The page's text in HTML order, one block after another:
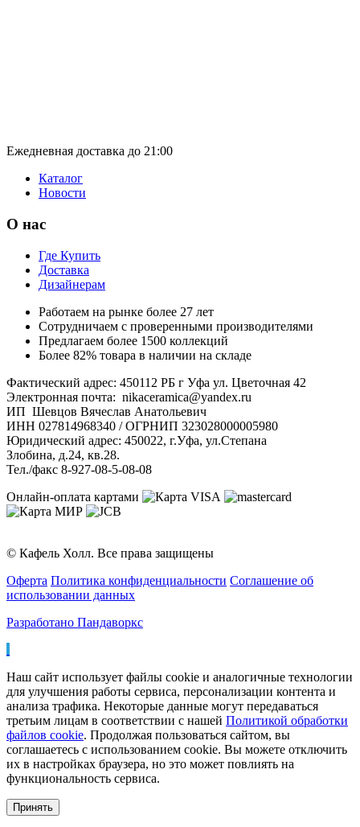
Ежедневная доставка до 21:00
Каталог
Новости
О нас
Где Купить
Доставка
Дизайнерам
Работаем на рынке более 27 лет
Сотрудничаем с проверенными производителями
Предлагаем более 1500 коллекций
Более 82% товара в наличии на складе
Фактический адрес: 450112 РБ г Уфа ул. Цветочная 42
Электронная почта: nikaceramica@yandex.ru
ИП Шевцов Вячеслав Анатольевич
ИНН 027814968340 / ОГРНИП 323028000005980
Юридический адрес: 450022, г.Уфа, ул.Степана
Злобина, д.24, кв.28.
Тел./факс 8-927-08-5-08-08
Онлайн-оплата картами
© Кафель Холл. Все права защищены
Оферта Политика конфиденциальности Соглашение об
использовании данных
Разработано Пандаворкс
Наш сайт использует файлы cookie и аналогичные технологии
для улучшения работы сервиса, персонализации контента и
анализа трафика. Некоторые данные могут передаваться
третьим лицам в соответствии с нашей Политикой обработки
файлов cookie. Продолжая пользоваться сайтом, вы
соглашаетесь с использованием cookie. Вы можете отключить
их в настройках браузера, но это может повлиять на
функциональность сервиса.
Принять